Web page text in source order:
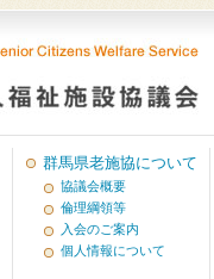
群馬県老施協について
協議会概要
倫理綱領等
入会のご案内
個人情報について